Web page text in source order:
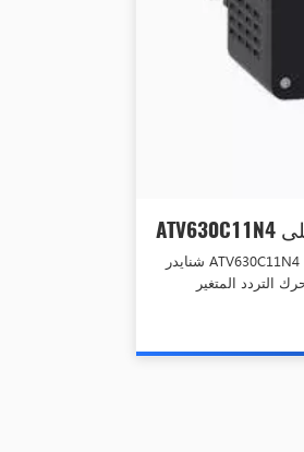
ATV630C11N4 محول تردد شنايدر الأصلي
شنايدر ATV630C11N4 هو محول التردد، المعروف أيضًا